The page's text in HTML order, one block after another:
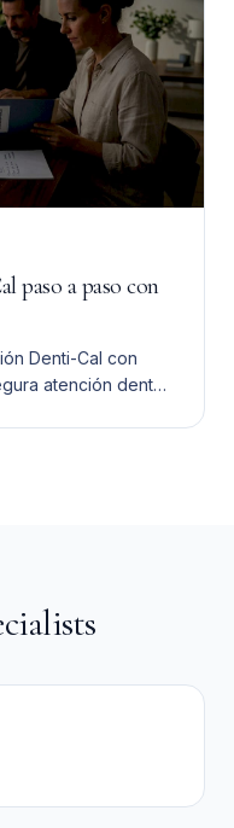
paso a paso con
Denti-Cal con
atención dental